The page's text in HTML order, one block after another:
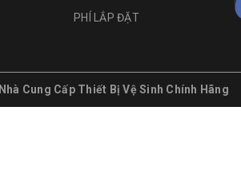
PHÍ LẮP ĐẶT
Nhà Cung Cấp Thiết Bị Vệ Sinh Chính Hãng